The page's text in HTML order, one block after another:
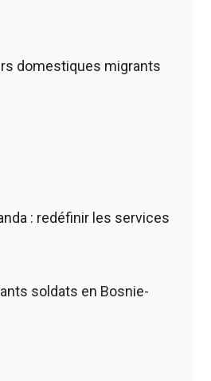
domestiques migrants
: redéfinir les services
soldats en Bosnie-